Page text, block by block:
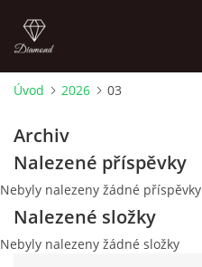
ÚVOD
KONTAKT
Úvod 2026 03
Archiv
Nalezené příspěvky
Nebyly nalezeny žádné příspěvky
Nalezené složky
Nebyly nalezeny žádné složky